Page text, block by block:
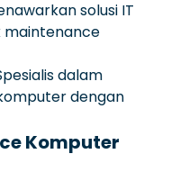
solusi IT
maintenance
dalam
dengan
Komputer